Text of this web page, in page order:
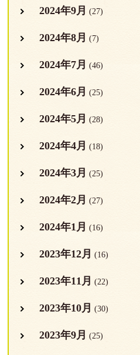
2024年9月 (27)
2024年8月 (7)
2024年7月 (46)
2024年6月 (25)
2024年5月 (28)
2024年4月 (18)
2024年3月 (25)
2024年2月 (27)
2024年1月 (16)
2023年12月 (16)
2023年11月 (22)
2023年10月 (30)
2023年9月 (25)